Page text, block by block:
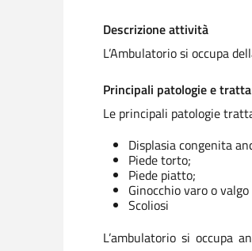
Descrizione attività
L’Ambulatorio si occupa
Principali patologie e
Le principali patologie
Displasia congenita
Piede torto;
Piede piatto;
Ginocchio varo o valgo
Scoliosi
L’ambulatorio si occupa